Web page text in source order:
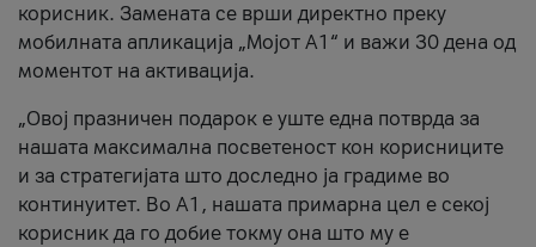
корисник. Замената се врши директно преку
мобилната апликација „Мојот А1“ и важи 30 дена од
моментот на активација.
„Овој празничен подарок е уште една потврда за
нашата максимална посветеност кон корисниците
и за стратегијата што доследно ја градиме во
континуитет. Во А1, нашата примарна цел е секој
корисник да го добие токму она што му е